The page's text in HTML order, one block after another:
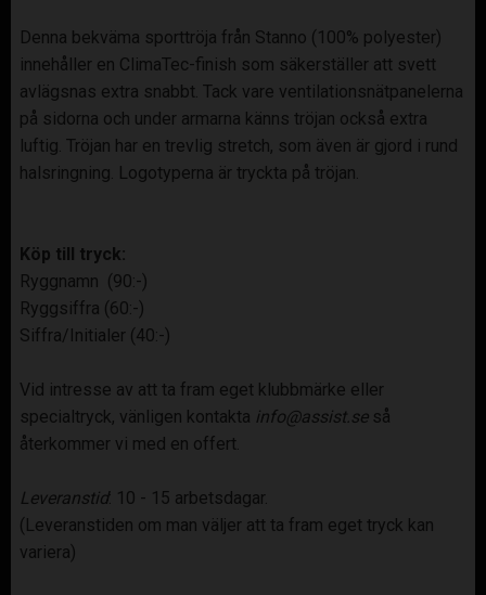
Denna bekväma sporttröja från Stanno (100% polyester)
innehåller en ClimaTec-finish som säkerställer att svett
avlägsnas extra snabbt. Tack vare ventilationsnätpanelerna
på sidorna och under armarna känns tröjan också extra
luftig. Tröjan har en trevlig stretch, som även är gjord i rund
halsringning. Logotyperna är tryckta på tröjan.
Köp till tryck:
Ryggnamn (90:-)
Ryggsiffra (60:-)
Siffra/Initialer (40:-)
Vid intresse av att ta fram eget klubbmärke eller
specialtryck, vänligen kontakta info@assist.seså
återkommer vi med en offert.
Leveranstid: 10 - 15 arbetsdagar.
(Leveranstiden om man väljer att ta fram eget tryck kan
variera)